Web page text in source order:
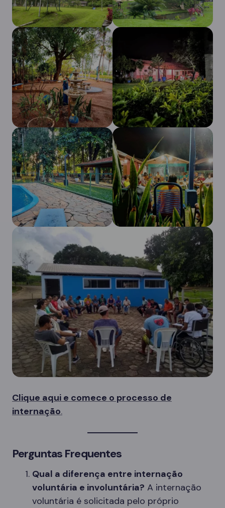
Clique aqui e comece o processo de
internação.
Perguntas Frequentes
Qual a diferença entre internação
voluntária e involuntária? A internação
voluntária é solicitada pelo próprio